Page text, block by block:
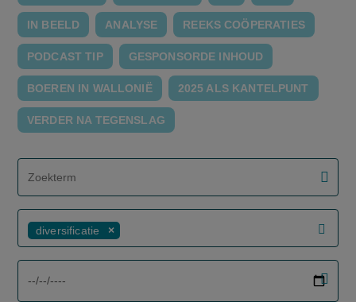
IN BEELD ANALYSE REEKS COÖPERATIES
PODCAST TIP GESPONSORDE INHOUD
BOEREN IN WALLONIË 2025 ALS KANTELPUNT
VERDER NA TEGENSLAG
diversificatie